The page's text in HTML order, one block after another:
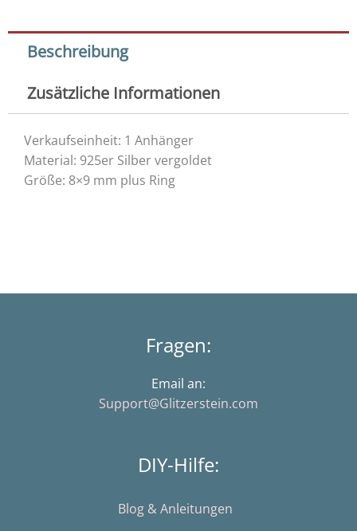
Beschreibung
Zusätzliche Informationen
Verkaufseinheit: 1 Anhänger
Material: 925er Silber vergoldet
Größe: 8×9 mm plus Ring
Fragen:
Email an:
Support@Glitzerstein.com
DIY-Hilfe:
Blog & Anleitungen